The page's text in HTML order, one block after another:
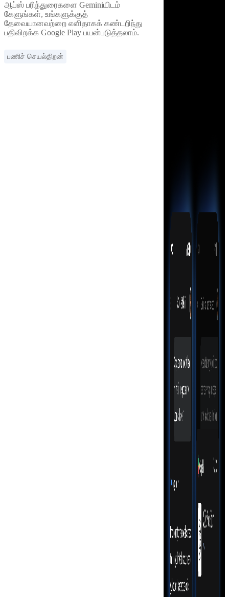
ஆப்ஸ் பரிந்துரைகளை Geminiயிடம்
கேளுங்கள், உங்களுக்குத்
தேவையானவற்றை எளிதாகக் கண்டறிந்து
பதிவிறக்க Google Play பயன்படுத்தலாம்.
பணிச் செயல்திறன்